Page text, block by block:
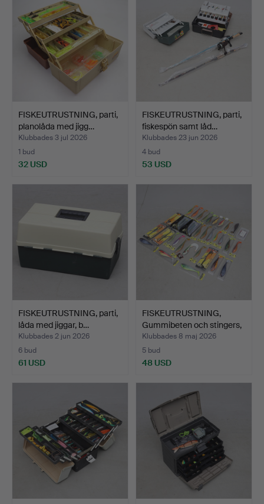
FISKEUTRUSTNING, parti,
planolåda med jigg…
Klubbades 3 jul 2026
1 bud
32 USD
FISKEUTRUSTNING, parti,
fiskespön samt låd…
Klubbades 23 jun 2026
4 bud
53 USD
FISKEUTRUSTNING, parti,
låda med jiggar, b…
Klubbades 2 jun 2026
6 bud
61 USD
FISKEUTRUSTNING,
Gummibeten och stingers,
…
Klubbades 8 maj 2026
5 bud
48 USD